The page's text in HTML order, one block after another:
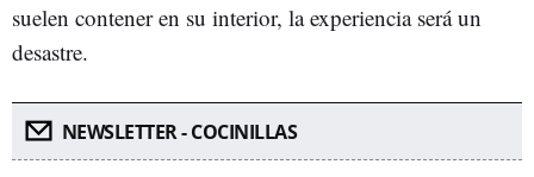
suelen contener en su interior, la experiencia será un
desastre.
NEWSLETTER - COCINILLAS